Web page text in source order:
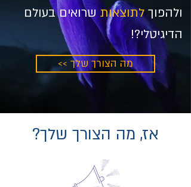
ולהפוךלתוצאות שרואים בעולם
הדיגיטלי?!
<< מה הצורך שלך
?אז, מה הצורך שלך